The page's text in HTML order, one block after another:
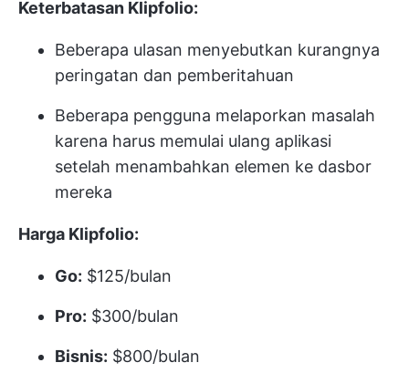
Keterbatasan Klipfolio:
Beberapa ulasan menyebutkan kurangnya
peringatan dan pemberitahuan
Beberapa pengguna melaporkan masalah
karena harus memulai ulang aplikasi
setelah menambahkan elemen ke dasbor
mereka
Harga Klipfolio:
Go: $125/bulan
Pro: $300/bulan
Bisnis: $800/bulan